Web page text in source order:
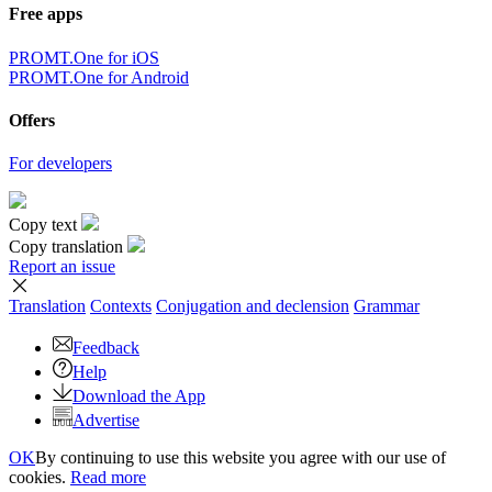
Free apps
PROMT.One for iOS
PROMT.One for Android
Offers
For developers
Copy text
Copy translation
Report an issue
Translation Contexts Conjugation and declension Grammar
Feedback
Help
Download the App
Advertise
OKBy continuing to use this website you agree with our use of
cookies. Read more